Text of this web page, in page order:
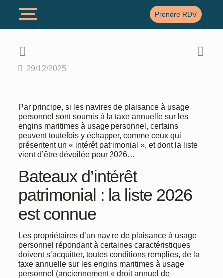
Prendre RDV
29/12/2025
Par principe, si les navires de plaisance à usage
personnel sont soumis à la taxe annuelle sur les
engins maritimes à usage personnel, certains
peuvent toutefois y échapper, comme ceux qui
présentent un « intérêt patrimonial », et dont la liste
vient d’être dévoilée pour 2026…
Bateaux d’intérêt
patrimonial : la liste 2026
est connue
Les propriétaires d’un navire de plaisance à usage
personnel répondant à certaines caractéristiques
doivent s’acquitter, toutes conditions remplies, de la
taxe annuelle sur les engins maritimes à usage
personnel (anciennement « droit annuel de